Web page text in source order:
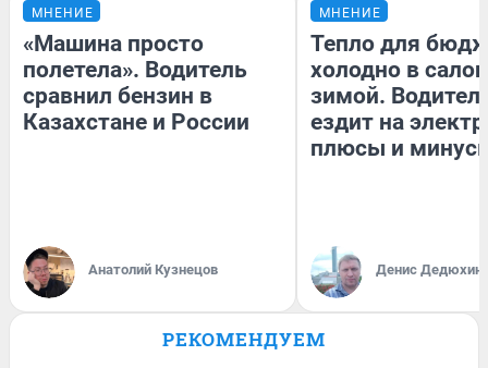
МНЕНИЕ
«Машина просто
полетела». Водитель
сравнил бензин в
Казахстане и России
Анатолий Кузнецов
МНЕНИЕ
Тепло для
холодно в
зимой.
ездит на
плюсы и
Денис Дедюхин
РЕКОМЕНДУЕМ